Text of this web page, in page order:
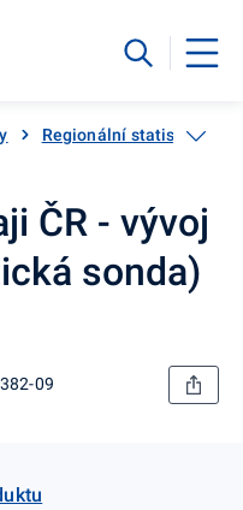
Regionální statistiky
ČR - vývoj
sonda)
09